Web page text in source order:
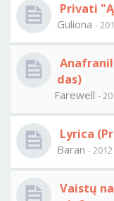
Privati
Guliona -
das)
Farewell -
Lyrica
Baran -
Vaistų